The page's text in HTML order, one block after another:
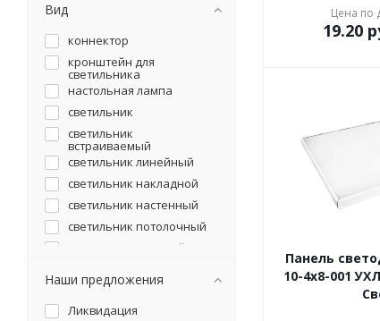
Цена по
19.20
Панель
10-4x8-001
Вид
коннектор
кронштейн для
светильника
настольная лампа
светильник
светильник
встраиваемый
светильник линейный
светильник накладной
светильник настенный
светильник потолочный
светильник садовый
светильник уличный
трековый светильник
Наши предложения
Ликвидация